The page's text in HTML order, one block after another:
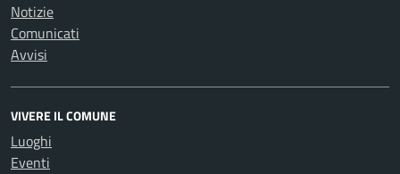
Notizie
Comunicati
Avvisi
VIVERE IL COMUNE
Luoghi
Eventi